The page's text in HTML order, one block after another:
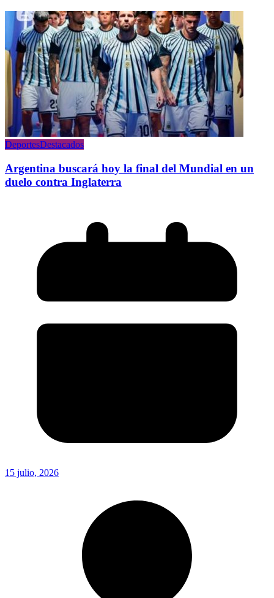
DeportesDestacados
Argentina buscará hoy la final del Mundial en un
duelo contra Inglaterra
15 julio, 2026